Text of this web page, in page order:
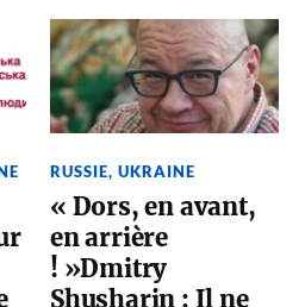
RUSSIE,UKRAINE
« Dors, en avant,
en arrière
! »Dmitry
Shusharin : Il ne